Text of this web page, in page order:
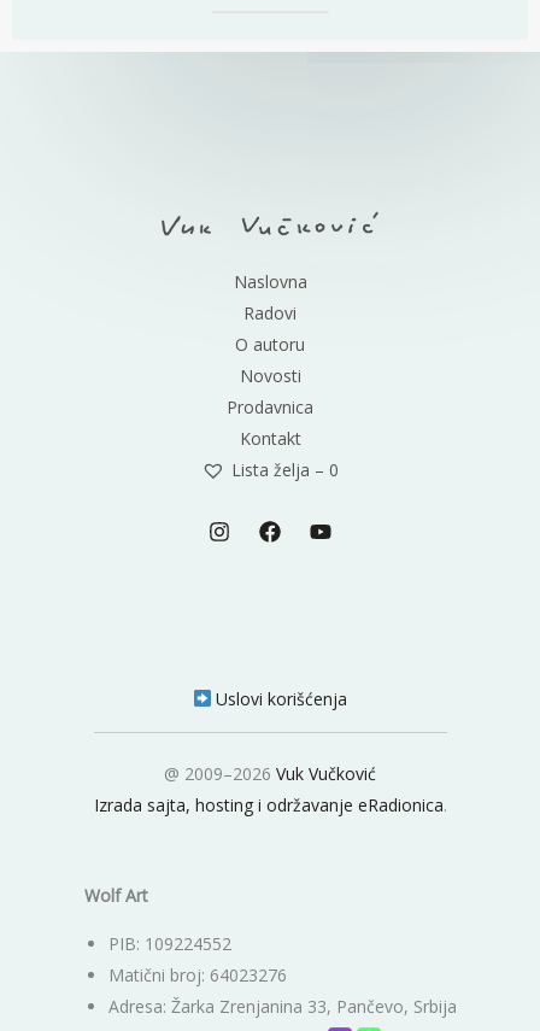
Naslovna
Radovi
O autoru
Novosti
Prodavnica
Kontakt
Lista želja – 0
Uslovi korišćenja
@ 2009–2026 Vuk Vučković
Izrada sajta, hosting i održavanje eRadionica.
Wolf Art
PIB: 109224552
Matični broj: 64023276
Adresa: Žarka Zrenjanina 33, Pančevo, Srbija